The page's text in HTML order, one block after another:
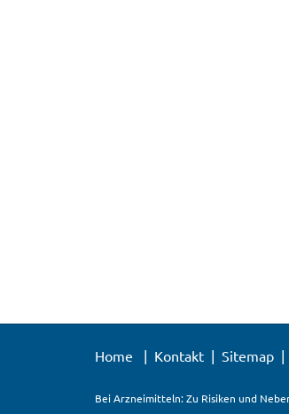
Home Kontakt Sitemap
Bei Arzneimitteln: Zu Risiken und